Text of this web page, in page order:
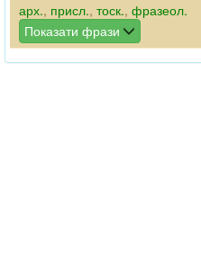
арх., присл., тоск., фразеол.
Показати фрази